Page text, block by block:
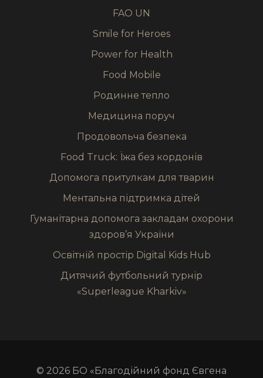
FAO UN
Smile for Heroes
Power for Health
Food Mobile
Родинне тепло
Медицина поруч
Продовольча безпека
Food Truck: Їжа без кордонів
Допомога притулкам для тварин
Ментальна підтримка дітей
Гуманітарна допомога закладам охорони
здоров’я України
Освітній простір Digital Kids Hub
Дитячий футбольний турнір
«Superleague Kharkiv»
© 2026 БО «Благодійний фонд Євгена